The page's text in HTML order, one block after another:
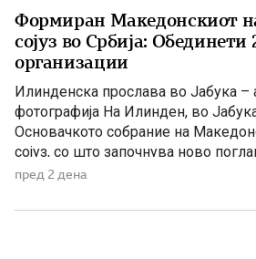
Формиран Македонскиот
сојуз во Србија:
организации
Илинденска прослава во Јабука –
фотографија На Илинден, во
Основачкото собрание на
сојуз, со што започнува ново
организираното дејствување на
Сојуз се обединија 29 од вкупно
пред 2 дена